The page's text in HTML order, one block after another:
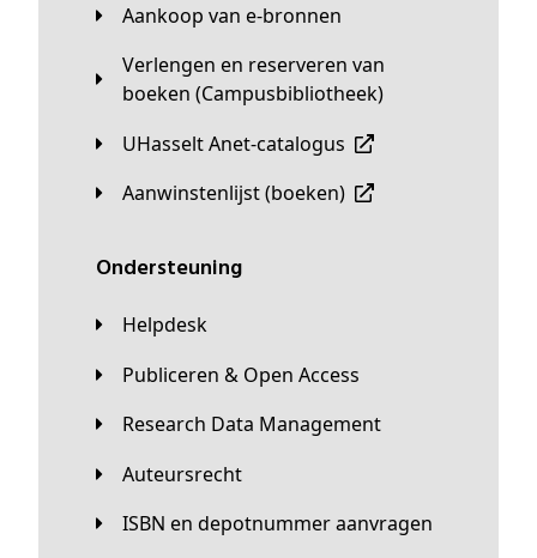
Aankoop van e-bronnen
Verlengen en reserveren van
boeken (Campusbibliotheek)
UHasselt Anet-catalogus
Aanwinstenlijst (boeken)
Ondersteuning
Helpdesk
Publiceren & Open Access
Research Data Management
Auteursrecht
ISBN en depotnummer aanvragen